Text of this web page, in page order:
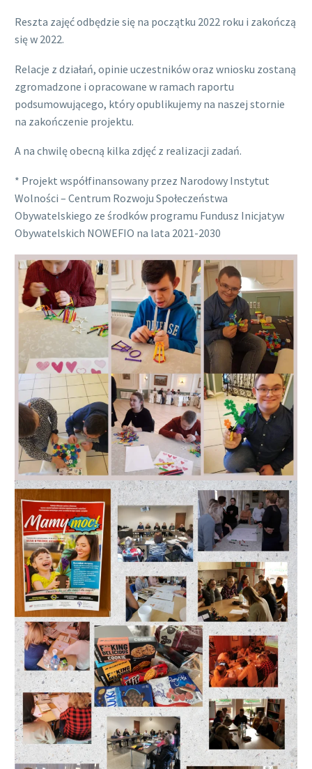
Reszta zajęć odbędzie się na początku 2022 roku i zakończą
się w 2022.
Relacje z działań, opinie uczestników oraz wniosku zostaną
zgromadzone i opracowane w ramach raportu
podsumowującego, który opublikujemy na naszej stornie
na zakończenie projektu.
A na chwilę obecną kilka zdjęć z realizacji zadań.
* Projekt współfinansowany przez Narodowy Instytut
Wolności – Centrum Rozwoju Społeczeństwa
Obywatelskiego ze środków programu Fundusz Inicjatyw
Obywatelskich NOWEFIO na lata 2021-2030